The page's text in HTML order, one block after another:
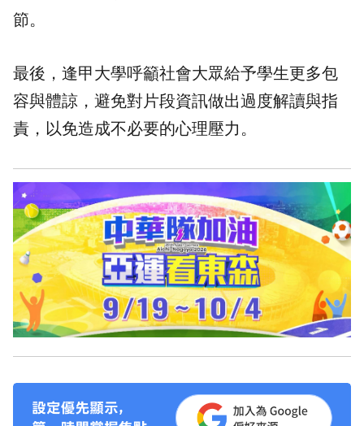
節。
最後，逢甲大學呼籲社會大眾給予學生更多包
容與體諒，避免對片段資訊做出過度解讀與指
責，以免造成不必要的心理壓力。